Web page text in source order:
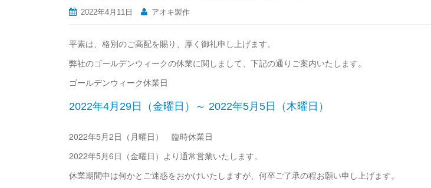
2022年4月11日 アオキ製作
平素は、格別のご高配を賜り、厚く御礼申し上げます。
弊社のゴールデンウィークの休業に関しまして、下記の通りご案内いたします。
ゴールデンウィーク休業日
2022年4月29日（金曜日）～ 2022年5月5日（木曜日）
2022年5月2日（月曜日） 臨時休業日
2022年5月6日（金曜日）より通常営業いたします。
休業期間中は何かとご迷惑をおかけいたしますが、何卒ご了承の程お願い申し上げます。